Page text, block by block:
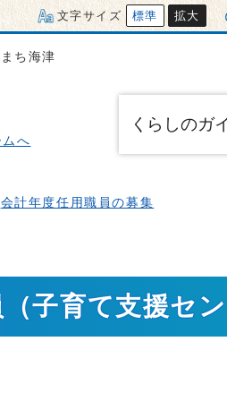
文字サイズ 標準 拡大
ち海津
へ
くらしのガ
会計年度任用職員の募集
子育て支援セ